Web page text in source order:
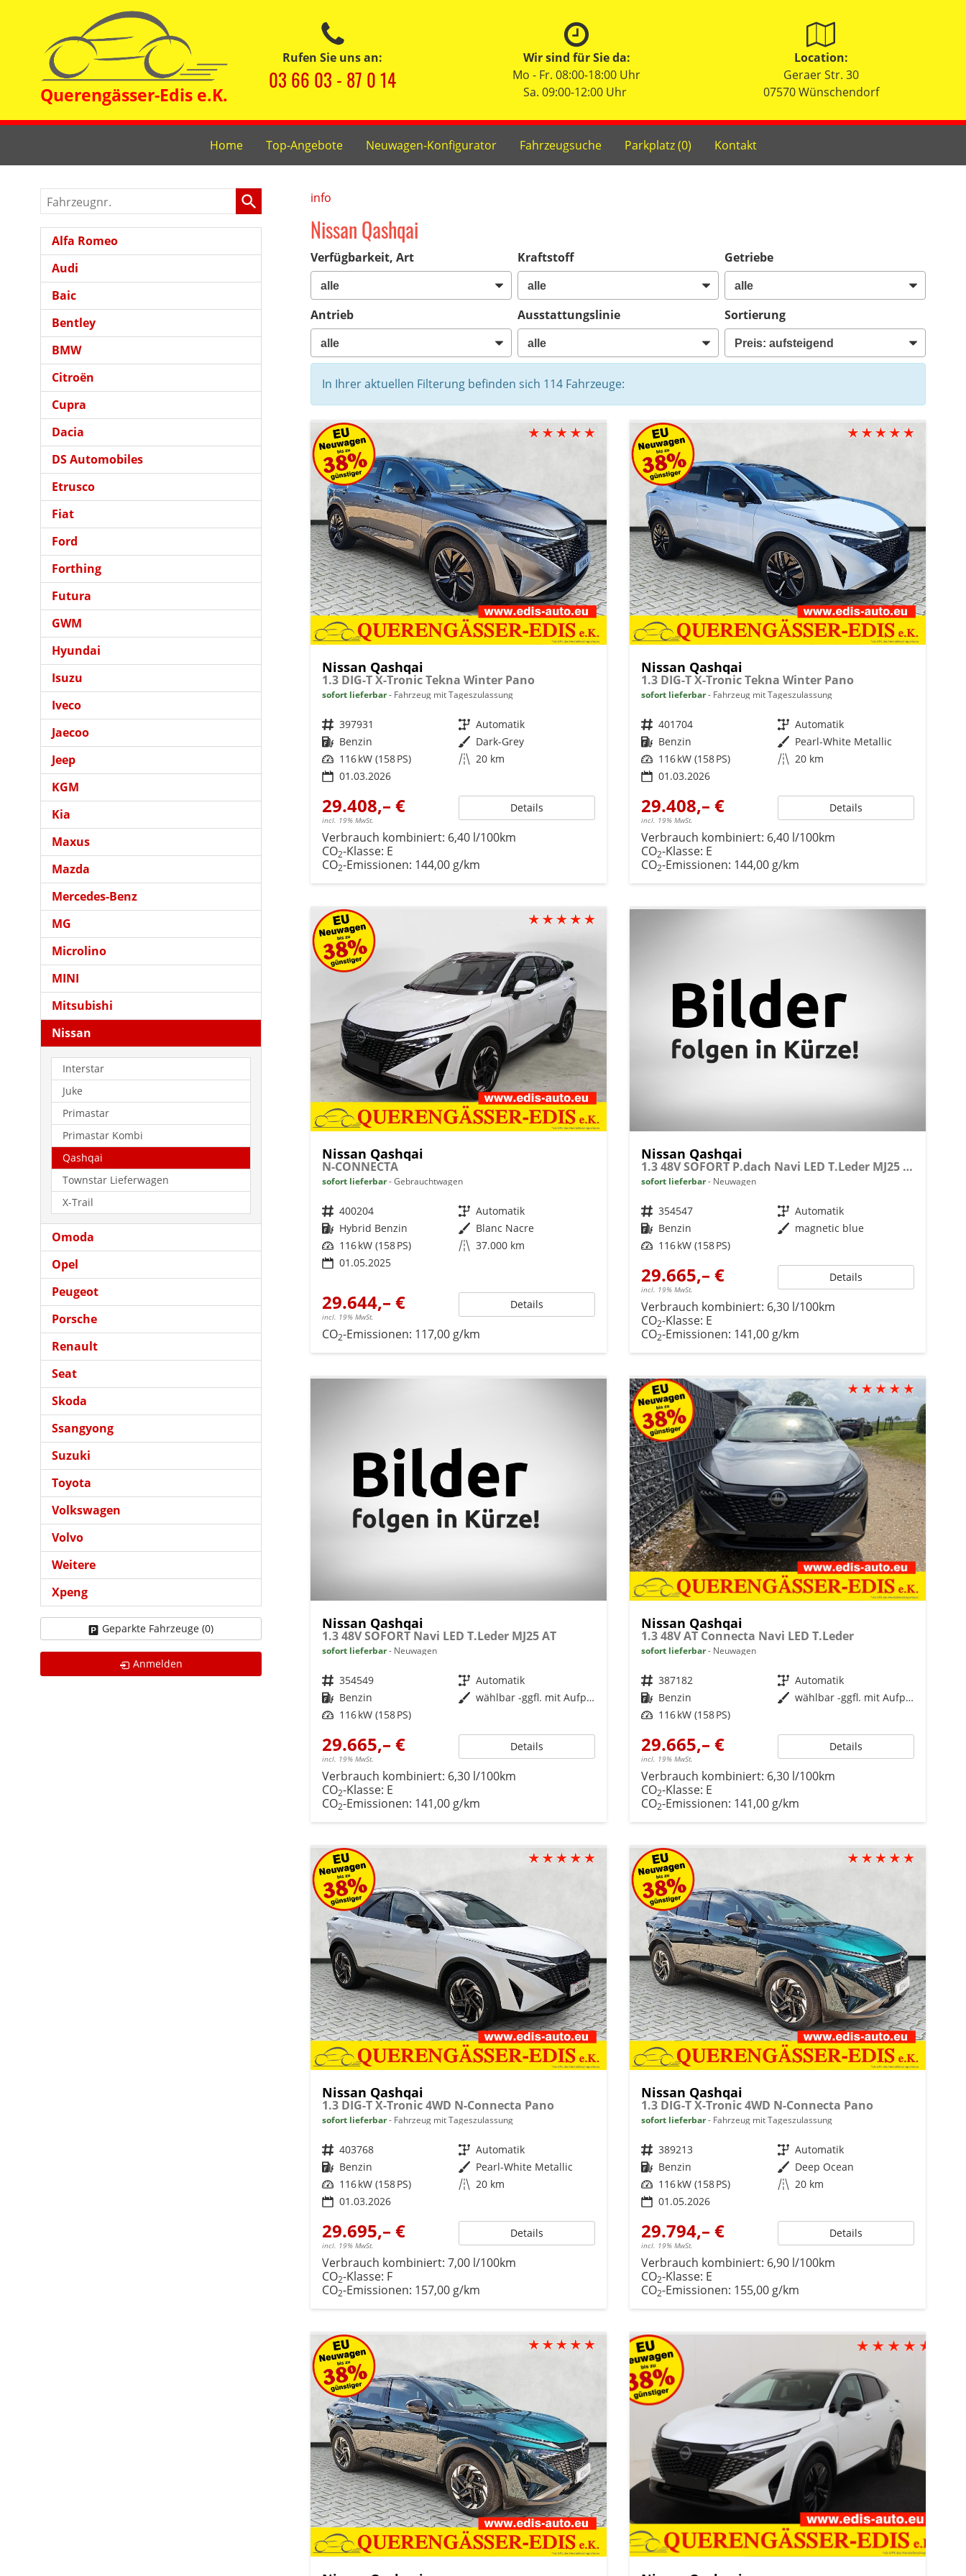
Rufen Sie uns an:
03 66 03 - 87 0 14
Wir sind für Sie da:
Mo - Fr. 08:00-18:00 Uhr
Sa. 09:00-12:00 Uhr
Location:
Geraer Str. 30
07570 Wünschendorf
Home Top-Angebote Neuwagen-Konfigurator Fahrzeugsuche Parkplatz (0) Kontakt
info
Nissan Qashqai
Verfügbarkeit, Art Kraftstoff Getriebe
Antrieb Ausstattungslinie Sortierung
In Ihrer aktuellen Filterung befinden sich 114Fahrzeuge:
Nissan Qashqai
1.3 DIG-T X-Tronic Tekna Winter Pano
sofort lieferbar Fahrzeug mit Tageszulassung
Fahrzeugnr. 397931 Getriebe Automatik
Kraftstoff Benzin Außenfarbe Dark-Grey
Leistung 116 kW (158 PS) Kilometerstand 20 km
01.03.2026
29.408,– €
incl. 19% MwSt.
Details
Verbrauch kombiniert: 6,40 l/100km
CO2-Klasse: E
CO2-Emissionen: 144,00 g/km
Nissan Qashqai
1.3 DIG-T X-Tronic Tekna Winter Pano
sofort lieferbar Fahrzeug mit Tageszulassung
Fahrzeugnr. 401704 Getriebe Automatik
Kraftstoff Benzin Außenfarbe Pearl-White Metallic
Leistung 116 kW (158 PS) Kilometerstand 20 km
01.03.2026
29.408,– €
incl. 19% MwSt.
Details
Verbrauch kombiniert: 6,40 l/100km
CO2-Klasse: E
CO2-Emissionen: 144,00 g/km
Nissan Qashqai
N-CONNECTA
sofort lieferbar Gebrauchtwagen
Fahrzeugnr. 400204 Getriebe Automatik
Kraftstoff Hybrid Benzin Außenfarbe Blanc Nacre
Leistung 116 kW (158 PS) Kilometerstand 37.000 km
01.05.2025
29.644,– €
incl. 19% MwSt.
Details
CO2-Emissionen: 117,00 g/km
Nissan Qashqai
1.3 48V SOFORT P.dach Navi LED T.Leder MJ25 AT
sofort lieferbar Neuwagen
Fahrzeugnr. 354547 Getriebe Automatik
Kraftstoff Benzin Außenfarbe magnetic blue
Leistung 116 kW (158 PS)
29.665,– €
incl. 19% MwSt.
Details
Verbrauch kombiniert: 6,30 l/100km
CO2-Klasse: E
CO2-Emissionen: 141,00 g/km
Nissan Qashqai
1.3 48V SOFORT Navi LED T.Leder MJ25 AT
sofort lieferbar Neuwagen
Fahrzeugnr. 354549 Getriebe Automatik
Kraftstoff Benzin Außenfarbe
wählbar -ggfl. mit Aufpreis-
Leistung 116 kW (158 PS)
29.665,– €
incl. 19% MwSt.
Details
Verbrauch kombiniert: 6,30 l/100km
CO2-Klasse: E
CO2-Emissionen: 141,00 g/km
Nissan Qashqai
1.3 48V AT Connecta Navi LED T.Leder
sofort lieferbar Neuwagen
Fahrzeugnr. 387182 Getriebe Automatik
Kraftstoff Benzin Außenfarbe
wählbar -ggfl. mit Aufpreis-
Leistung 116 kW (158 PS)
29.665,– €
incl. 19% MwSt.
Details
Verbrauch kombiniert: 6,30 l/100km
CO2-Klasse: E
CO2-Emissionen: 141,00 g/km
Nissan Qashqai
1.3 DIG-T X-Tronic 4WD N-Connecta Pano
sofort lieferbar Fahrzeug mit Tageszulassung
Fahrzeugnr. 403768 Getriebe Automatik
Kraftstoff Benzin Außenfarbe Pearl-White Metallic
Leistung 116 kW (158 PS) Kilometerstand 20 km
01.03.2026
29.695,– €
incl. 19% MwSt.
Details
Verbrauch kombiniert: 7,00 l/100km
CO2-Klasse: F
CO2-Emissionen: 157,00 g/km
Nissan Qashqai
1.3 DIG-T X-Tronic 4WD N-Connecta Pano
sofort lieferbar Fahrzeug mit Tageszulassung
Fahrzeugnr. 389213 Getriebe Automatik
Kraftstoff Benzin Außenfarbe Deep Ocean
Leistung 116 kW (158 PS) Kilometerstand 20 km
01.05.2026
29.794,– €
incl. 19% MwSt.
Details
Verbrauch kombiniert: 6,90 l/100km
CO2-Klasse: E
CO2-Emissionen: 155,00 g/km
Fahrzeugnr.
Alfa Romeo
Audi
Baic
Bentley
BMW
Citroën
Cupra
Dacia
DS Automobiles
Etrusco
Fiat
Ford
Forthing
Futura
GWM
Hyundai
Isuzu
Iveco
Jaecoo
Jeep
KGM
Kia
Maxus
Mazda
Mercedes-Benz
MG
Microlino
MINI
Mitsubishi
Nissan
Interstar
Juke
Primastar
Primastar Kombi
Qashqai
Townstar Lieferwagen
X-Trail
Omoda
Opel
Peugeot
Porsche
Renault
Seat
Skoda
Ssangyong
Suzuki
Toyota
Volkswagen
Volvo
Weitere
Xpeng
Geparkte Fahrzeuge (0)
Anmelden